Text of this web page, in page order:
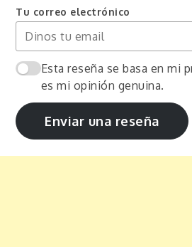
Tu correo electrónico
Esta reseña se basa en mi
es mi opinión genuina.
Enviar una reseña